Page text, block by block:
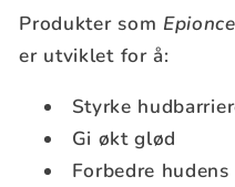
Produkter som
er utviklet for å:
Styrke
Gi økt glød
Forbedre